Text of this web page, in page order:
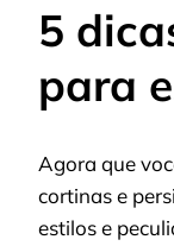
5
para
Agora que
cortinas e
estilos e